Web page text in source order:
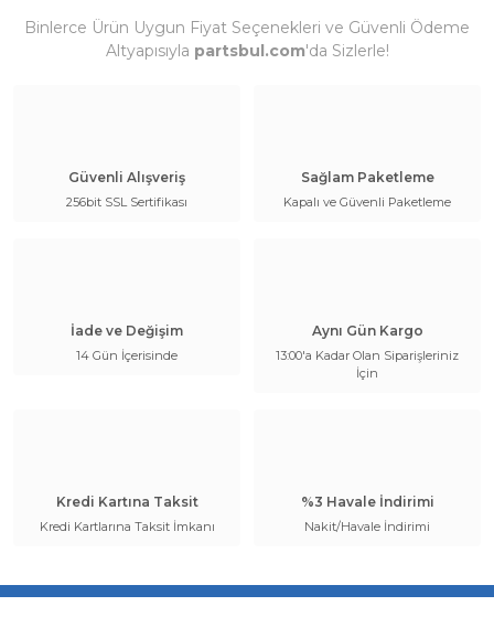
Binlerce Ürün Uygun Fiyat Seçenekleri ve Güvenli Ödeme
Altyapısıyla partsbul.com'da Sizlerle!
Güvenli Alışveriş
256bit SSL Sertifikası
Sağlam Paketleme
Kapalı ve Güvenli Paketleme
İade ve Değişim
14 Gün İçerisinde
Aynı Gün Kargo
13:00'a Kadar Olan Siparişleriniz
İçin
Kredi Kartına Taksit
Kredi Kartlarına Taksit İmkanı
%3 Havale İndirimi
Nakit/Havale İndirimi